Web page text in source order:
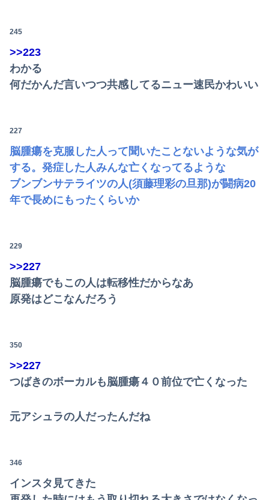
245
>>223
わかる
何だかんだ言いつつ共感してるニュー速民かわいい
227
脳腫瘍を克服した人って聞いたことないような気が
する。発症した人みんな亡くなってるような
ブンブンサテライツの人(須藤理彩の旦那)が闘病20
年で長めにもったくらいか
229
>>227
脳腫瘍でもこの人は転移性だからなあ
原発はどこなんだろう
350
>>227
つばきのボーカルも脳腫瘍４０前位で亡くなった
元アシュラの人だったんだね
346
インスタ見てきた